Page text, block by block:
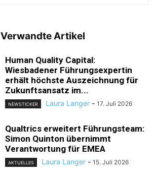
Verwandte Artikel
Human Quality Capital:
Wiesbadener Führungsexpertin
erhält höchste Auszeichnung für
Zukunftsansatz im...
NEWSTICKER Laura Langer - 17. Juli 2026
Qualtrics erweitert Führungsteam:
Simon Quinton übernimmt
Verantwortung für EMEA
AKTUELLES Laura Langer - 15. Juli 2026